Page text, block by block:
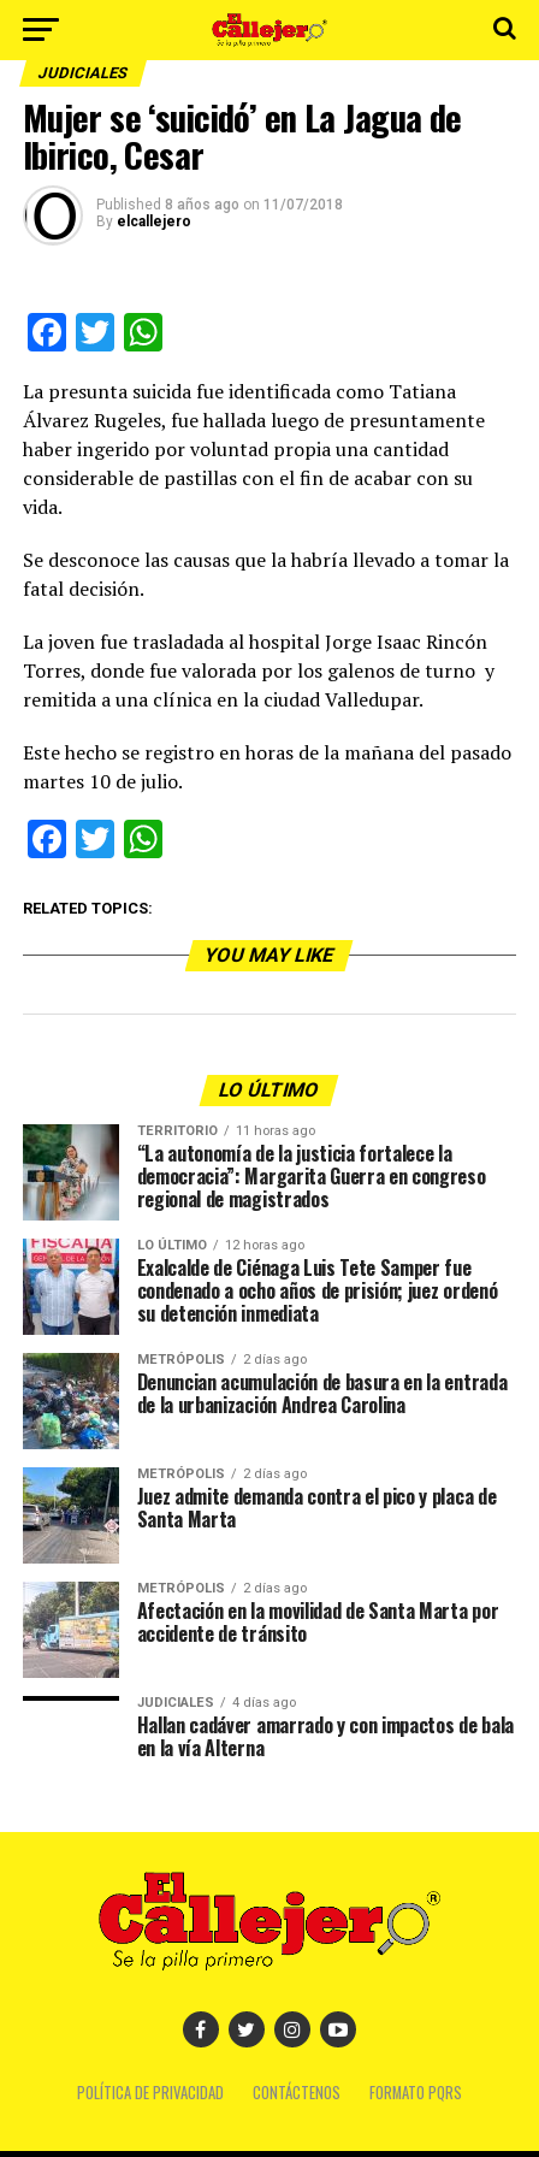
JUDICIALES
Mujer se ‘suicidó’ en La Jagua de
Ibirico, Cesar
Published 8 años ago on 11/07/2018
By elcallejero
Facebook
TwitterWhatsApp
La presunta suicida fue identificada como Tatiana
Álvarez Rugeles, fue hallada luego de presuntamente
haber ingerido por voluntad propia una cantidad
considerable de pastillas con el fin de acabar con su
vida.
Se desconoce las causas que la habría llevado a tomar la
fatal decisión.
La joven fue trasladada al hospital Jorge Isaac Rincón
Torres, donde fue valorada por los galenos de turno y
remitida a una clínica en la ciudad Valledupar.
Este hecho se registro en horas de la mañana del pasado
martes 10 de julio.
Facebook
TwitterWhatsApp
RELATED TOPICS:
YOU MAY LIKE
LO ÚLTIMO
TERRITORIO 11 horas ago
“La autonomía de la justicia fortalece la
democracia”: Margarita Guerra en congreso
regional de magistrados
LO ÚLTIMO 12 horas ago
Exalcalde de Ciénaga Luis Tete Samper fue
condenado a ocho años de prisión; juez ordenó
su detención inmediata
METRÓPOLIS 2 días ago
Denuncian acumulación de basura en la entrada
de la urbanización Andrea Carolina
METRÓPOLIS 2 días ago
Juez admite demanda contra el pico y placa de
Santa Marta
METRÓPOLIS 2 días ago
Afectación en la movilidad de Santa Marta por
accidente de tránsito
JUDICIALES 4 días ago
Hallan cadáver amarrado y con impactos de bala
en la vía Alterna
POLÍTICA DE PRIVACIDAD CONTÁCTENOS FORMATO PQRS